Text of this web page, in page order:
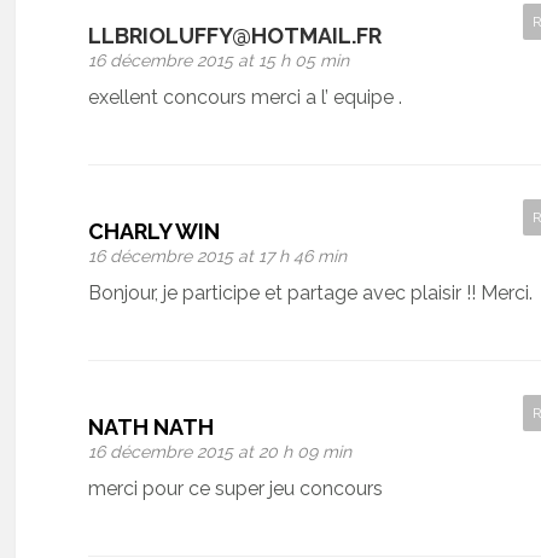
LLBRIOLUFFY@HOTMAIL.FR
16 décembre 2015 at 15 h 05 min
exellent concours merci a l’ equipe .
CHARLY WIN
16 décembre 2015 at 17 h 46 min
Bonjour, je participe et partage avec plaisir !! Merci.
NATH NATH
16 décembre 2015 at 20 h 09 min
merci pour ce super jeu concours